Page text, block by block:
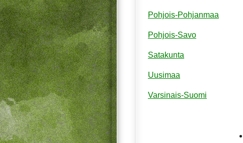
Pohjois-Pohjanmaa
Pohjois-Savo
Satakunta
Uusimaa
Varsinais-Suomi